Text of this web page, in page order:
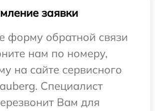
заявки
форму обратной связи
нам по номеру,
на сайте сервисного
Специалист
Вам для